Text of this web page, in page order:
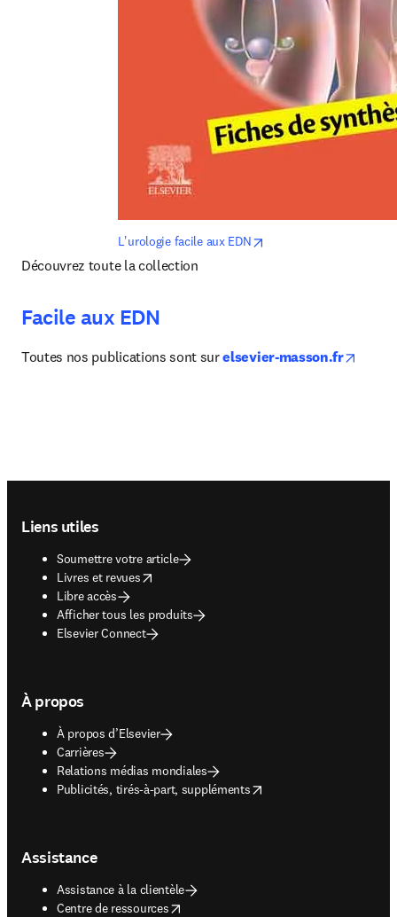
L'urologie facile aux EDN
Découvrez toute la collection
Facile aux EDN
Toutes nos publications sont sur elsevier-masson.fr
Liens utiles
Soumettre votre article
Livres et revues
opens in new tab/window
Libre accès
Afficher tous les produits
Elsevier Connect
À propos
À propos d’Elsevier
Carrières
Relations médias mondiales
Publicités, tirés-à-part, suppléments
opens in new tab/window
Assistance
Assistance à la clientèle
Centre de ressources
opens in new tab/window